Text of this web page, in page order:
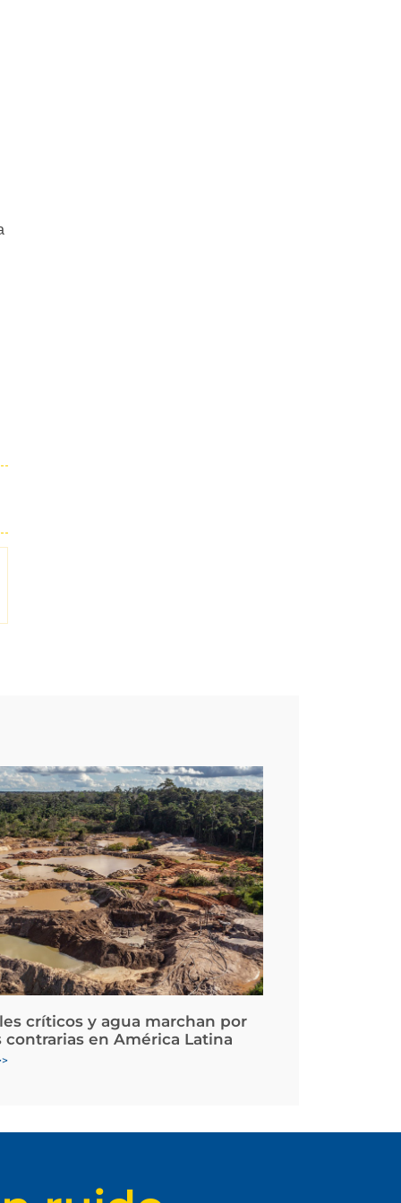
críticos y agua marchan por
contrarias en América Latina